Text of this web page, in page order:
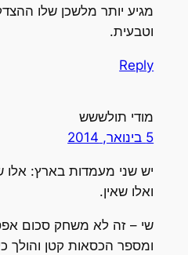
מגיע יותר מלשכן שלו
וטבעית.
Reply
מודי תולששש
יש שני מעמדות בארץ: אלו
ואלו שאין.
שי – זה לא משחק סכום
ומספר הכסאות קטן והולך כי